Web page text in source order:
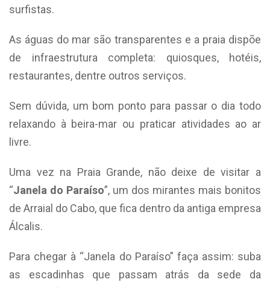
surfistas.
As águas do mar são transparentes e a praia dispõe
de infraestrutura completa: quiosques, hotéis,
restaurantes, dentre outros serviços.
Sem dúvida, um bom ponto para passar o dia todo
relaxando à beira-mar ou praticar atividades ao ar
livre.
Uma vez na Praia Grande, não deixe de visitar a
“Janela do Paraíso”, um dos mirantes mais bonitos
de Arraial do Cabo, que fica dentro da antiga empresa
Álcalis.
Para chegar à “Janela do Paraíso” faça assim: suba
as escadinhas que passam atrás da sede da